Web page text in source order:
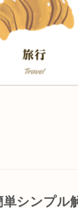
単シンプル